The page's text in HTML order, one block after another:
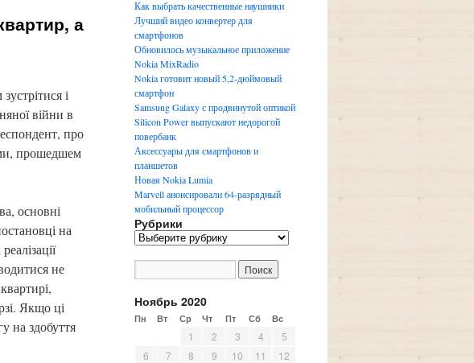
а
і
війни в
про
прошедшем
основні
на
не
Якщо ці
на здобуття
Как выбрать качественные наушники
Лучший видео конвертер для
смартфонов
Обновилось музыкальное приложение
Nokia MixRadio
Nokia готовит новый 5,2-дюймовый
смартфон
Samsung Galaxy с продвинутой оптикой
Silicon Power выпускают недорогой
повербанк
Аксессуары для смартфонов и
планшетов
Новая Nokia Lumia
Marvell анонсировали 64-разрядный
мобильный процессор
Рубрики
Р
р
и
к
и
Ноябрь 2020
Пн Вт Ср Чт Пт Сб Вс
1 2 3 4
5
6
7 8 9 10 11
12